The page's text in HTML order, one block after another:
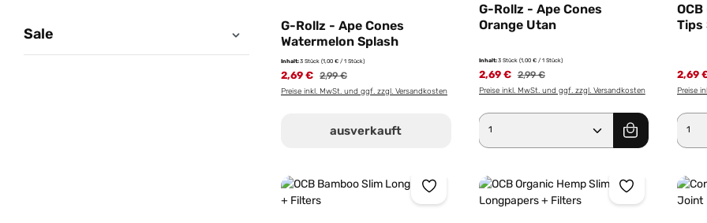
Sale
G-Rollz - Ape Cones
Watermelon Splash
Inhalt:3 Stück (1,00 € / 1 Stück)
2,69 € 2,99 €
Preise inkl. MwSt. und ggf. zzgl. Versandkosten
ausverkauft
G-Rollz - Ape Cones
Orange Utan
Inhalt:3 Stück (1,00 € / 1 Stück)
2,69 € 2,99 €
Preise inkl. MwSt. und ggf. zzgl. Versandkosten
Produkt Anzahl: Gib den
Tips
2,69
Preise